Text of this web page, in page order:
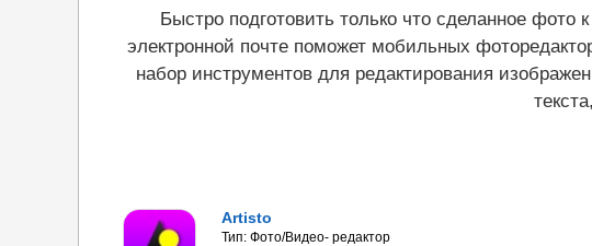
Быстро подготовить только что сделанное
электронной почте поможет мобильных
набор инструментов для редактирования
Artisto
Тип: Фото/Видео- редактор